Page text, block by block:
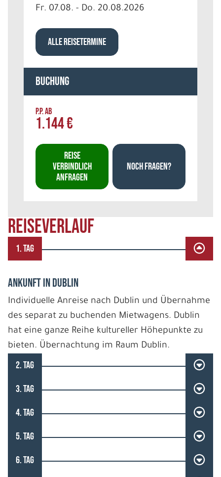
REISEVERLAUF
1. TAG
ANKUNFT IN DUBLIN
Individuelle Anreise nach Dublin und Übernahme
des separat zu buchenden Mietwagens. Dublin
hat eine ganze Reihe kultureller Höhepunkte zu
bieten. Übernachtung im Raum Dublin.
2. TAG
3. TAG
4. TAG
5. TAG
6. TAG
Fr. 07.08. - Do. 20.08.2026
ALLE REISETERMINE
Buchung
P.P. AB
1.144 €
REISE
VERBINDLICH
ANFRAGEN
NOCH FRAGEN?